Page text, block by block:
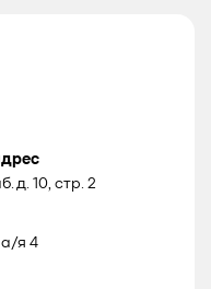
д. 10, стр. 2
а/я 4